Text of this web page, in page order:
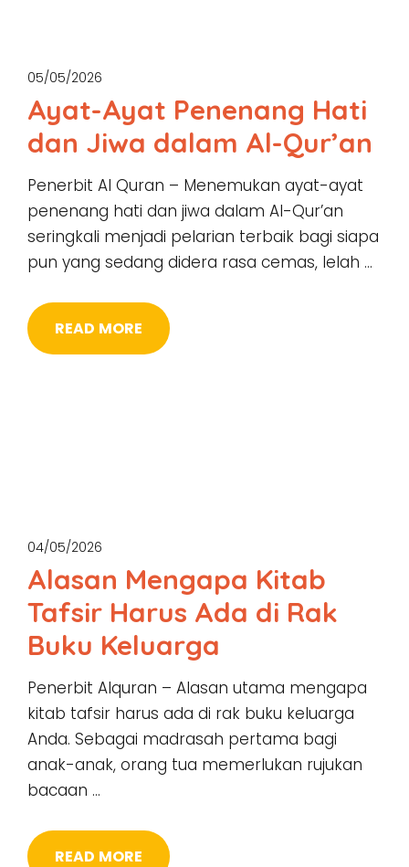
05/05/2026
Ayat-Ayat Penenang Hati
dan Jiwa dalam Al-Qur’an
Penerbit Al Quran – Menemukan ayat-ayat
penenang hati dan jiwa dalam Al-Qur’an
seringkali menjadi pelarian terbaik bagi siapa
pun yang sedang didera rasa cemas, lelah …
READ MORE
04/05/2026
Alasan Mengapa Kitab
Tafsir Harus Ada di Rak
Buku Keluarga
Penerbit Alquran – Alasan utama mengapa
kitab tafsir harus ada di rak buku keluarga
Anda. Sebagai madrasah pertama bagi
anak-anak, orang tua memerlukan rujukan
bacaan …
READ MORE